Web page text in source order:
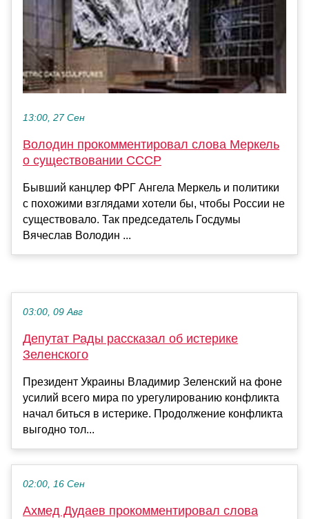
13:00, 27 Сен
Володин прокомментировал слова Меркель
о существовании СССР
Бывший канцлер ФРГ Ангела Меркель и политики
с похожими взглядами хотели бы, чтобы России не
существовало. Так председатель Госдумы
Вячеслав Володин ...
03:00, 09 Авг
Депутат Рады рассказал об истерике
Зеленского
Президент Украины Владимир Зеленский на фоне
усилий всего мира по урегулированию конфликта
начал биться в истерике. Продолжение конфликта
выгодно тол...
02:00, 16 Сен
Ахмед Дудаев прокомментировал слова